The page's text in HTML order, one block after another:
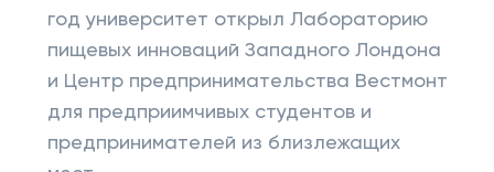
год университет открыл Лабораторию
пищевых инноваций Западного Лондона
и Центр предпринимательства Вестмонт
для предприимчивых студентов и
предпринимателей из близлежащих